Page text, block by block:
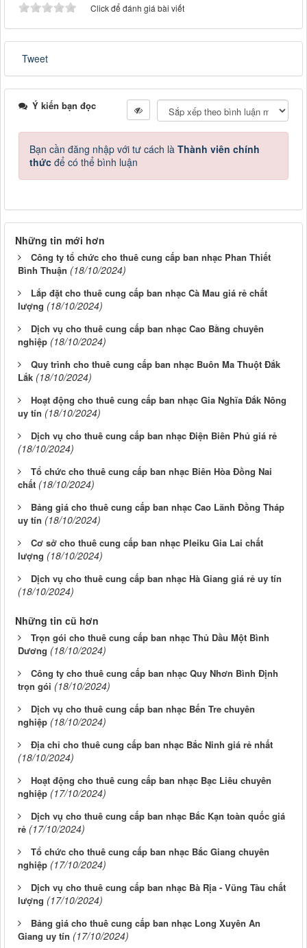
Click để đánh giá bài viết
Tweet
Ý kiến bạn đọc
Bạn cần đăng nhập với tư cách là Thành viên chính
thức để có thể bình luận
Những tin mới hơn
Công ty tổ chức cho thuê cung cấp ban nhạc Phan Thiết
Bình Thuận (18/10/2024)
Lắp đặt cho thuê cung cấp ban nhạc Cà Mau giá rẻ chất
lượng (18/10/2024)
Dịch vụ cho thuê cung cấp ban nhạc Cao Bằng chuyên
nghiệp (18/10/2024)
Quy trình cho thuê cung cấp ban nhạc Buôn Ma Thuột Đắk
Lắk (18/10/2024)
Hoạt động cho thuê cung cấp ban nhạc Gia Nghĩa Đắk Nông
uy tín (18/10/2024)
Dịch vụ cho thuê cung cấp ban nhạc Điện Biên Phủ giá rẻ
(18/10/2024)
Tổ chức cho thuê cung cấp ban nhạc Biên Hòa Đồng Nai
chất (18/10/2024)
Bảng giá cho thuê cung cấp ban nhạc Cao Lãnh Đồng Tháp
uy tín (18/10/2024)
Cơ sở cho thuê cung cấp ban nhạc Pleiku Gia Lai chất
lượng (18/10/2024)
Dịch vụ cho thuê cung cấp ban nhạc Hà Giang giá rẻ uy tín
(18/10/2024)
Những tin cũ hơn
Trọn gói cho thuê cung cấp ban nhạc Thủ Dầu Một Bình
Dương (18/10/2024)
Công ty cho thuê cung cấp ban nhạc Quy Nhơn Bình Định
trọn gói (18/10/2024)
Dịch vụ cho thuê cung cấp ban nhạc Bến Tre chuyên
nghiệp (18/10/2024)
Địa chỉ cho thuê cung cấp ban nhạc Bắc Ninh giá rẻ nhất
(18/10/2024)
Hoạt động cho thuê cung cấp ban nhạc Bạc Liêu chuyên
nghiệp (17/10/2024)
Dịch vụ cho thuê cung cấp ban nhạc Bắc Kạn toàn quốc giá
rẻ (17/10/2024)
Tổ chức cho thuê cung cấp ban nhạc Bắc Giang chuyên
nghiệp (17/10/2024)
Dịch vụ cho thuê cung cấp ban nhạc Bà Rịa - Vũng Tàu chất
lượng (17/10/2024)
Bảng giá cho thuê cung cấp ban nhạc Long Xuyên An
Giang uy tín (17/10/2024)